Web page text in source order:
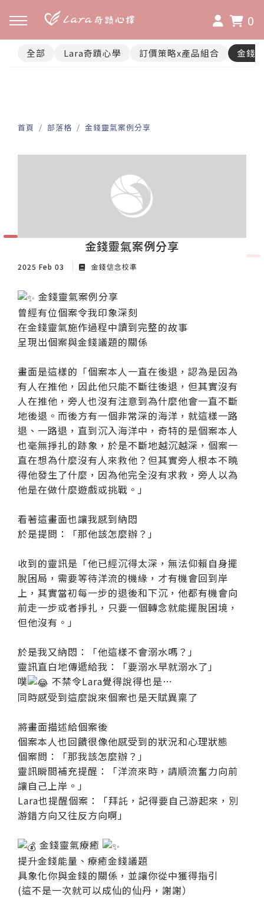
0
全部 Lara奇蹟心學 訂價策略x產品組合 金錢
首頁 部落格 金錢靈氣案例分享
金錢靈氣案例分享
2025 Feb 03 金錢信念校準
金錢靈氣案例分享
曾經有位個案令我印象深刻
在金錢靈氣施作過程中讀到完整的故事
呈現出個案與金錢議題的關係
畫面是這樣的「個案本人一直在後退，認為是因為
有人在推他，因此他只能不斷往後退，但其實沒有
人在推他，旁人也沒有注意到為什麼他會一直不斷
地後退。而後方有一個非常深的海洋，就這樣一路
退、一路退，直到沉入海洋中，奇特的是個案本人
也毫無掙扎的跡象，於是不斷地越沉越深，個案一
直在想為什麼沒有人來救他？但其實旁人根本不曉
得他發生了什麼，因為他完全沒有求救，旁人以為
他是在做什麼遊戲或挑戰。」
看著這畫面也讓我感到納悶
於是提問：「那他該怎麼辦？」
收到的靈訊是「他已經沉得太深，無法仰賴自身擺
脫困局，需要等待洋流的機緣，才有機會回到岸
上，其實當初每一步的退後和下沉，他都有機會向
前走一步或者掙扎，只要一個轉念就能擺脫困境，
但他沒有。」
於是我又納悶：「他這樣不會溺水嗎？」
靈訊直白地傳遞給我：「要溺水早就溺水了」
噗
不禁令Lara覺得說得也是⋯
同時感受到這麼說來個案也是天賦異稟了
將畫面描述給個案後
個案本人也回饋很像他感受到的狀況和心理狀態
個案問：「那我該怎麼辦？」
靈訊瞬間補充提醒：「洋流來時，請順流奮力向前
讓自己上岸。」
Lara也提醒個案：「拜託，記得要自己游起來，別
游錯方向又往反方向啊」
金錢靈氣療癒
提升金錢能量、療癒金錢議題
具象化你與金錢的關係，並讓你從中獲得指引
(這不是一次就可以成仙的仙丹，謝謝）